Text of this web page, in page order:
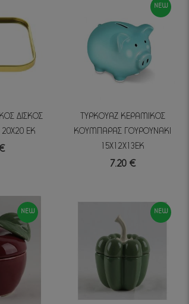
ΔΙΣΚΟΣ
ΕΚ
NEW
ΤΥΡΚΟΥΑΖ ΚΕΡΑΜΙΚΟΣ
ΚΟΥΜΠΑΡΑΣ ΓΟΥΡΟΥΝΑΚΙ
15Χ12Χ13ΕΚ
7.20 €
NEW NEW